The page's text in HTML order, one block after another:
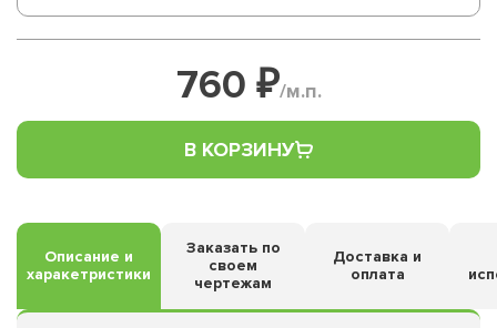
760 ₽/м.п.
В КОРЗИНУ
Описание и
харакетристики
Заказать по
своем
чертежам
Доставка и
оплата